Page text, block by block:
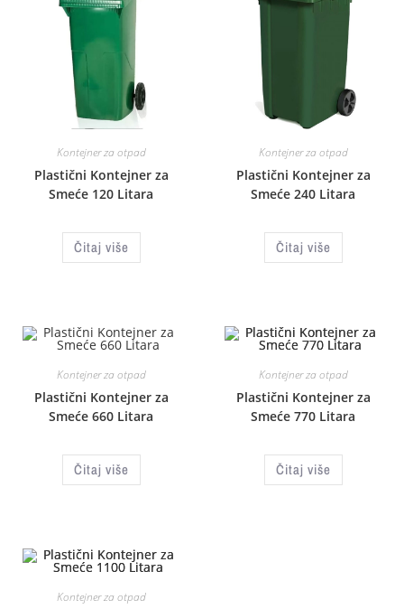
Kontejner za otpad
Plastični Kontejner za
Smeće 120 Litara
Čitaj više
Kontejner za otpad
Plastični Kontejner za
Smeće 240 Litara
Čitaj više
Kontejner za otpad
Plastični Kontejner za
Smeće 660 Litara
Čitaj više
Kontejner za otpad
Plastični Kontejner za
Smeće 770 Litara
Čitaj više
Kontejner za otpad